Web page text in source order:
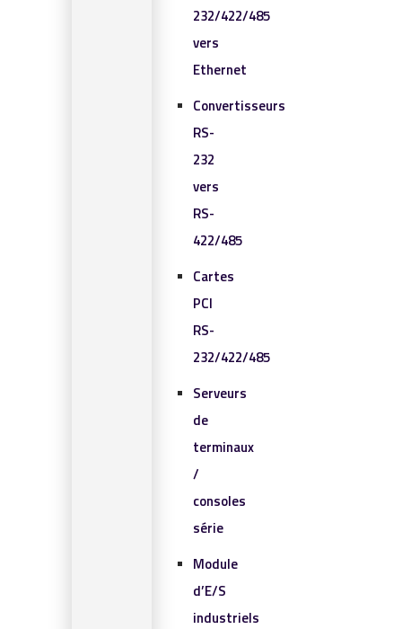
232/422/485
vers
Ethernet
Convertisseurs
RS-
232
vers
RS-
422/485
Cartes
PCI
RS-
232/422/485
Serveurs
de
terminaux
/
consoles
série
Module
d’E/S
industriels